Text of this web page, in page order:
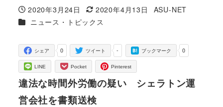
投稿日
2020年3月24日
更新日
2020年4月13日
著
ASU-NET
カテゴリー
ニュース・トピックス
0
シェア -
ツイート 0
ブックマーク
LINE Pocket Pinterest
違法な時間外労働の疑い シェラトン運
営会社を書類送検